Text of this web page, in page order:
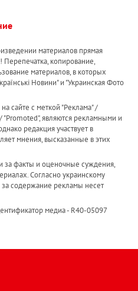
материалов прямая
Перепечатка, копирование,
материалов, в которых
Новини" и "Украинская Фото
сайте с меткой "Реклама" /
являются рекламными и
редакция участвует в
мнения, высказанные в этих
за факты и оценочные суждения,
Согласно украинскому
за содержание рекламы несет
медиа - R40-05097